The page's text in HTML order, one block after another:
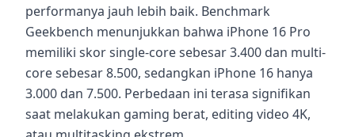
performanya jauh lebih baik. Benchmark
Geekbench menunjukkan bahwa iPhone 16 Pro
memiliki skor single-core sebesar 3.400 dan multi-
core sebesar 8.500, sedangkan iPhone 16 hanya
3.000 dan 7.500. Perbedaan ini terasa signifikan
saat melakukan gaming berat, editing video 4K,